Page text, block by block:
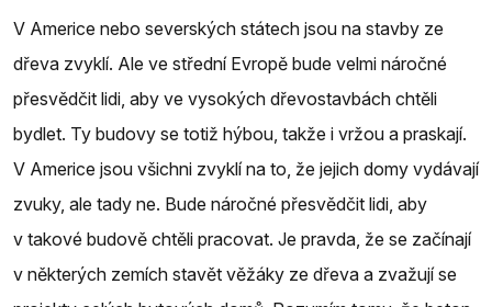
V Americe nebo severských státech jsou na stavby ze
dřeva zvyklí. Ale ve střední Evropě bude velmi náročné
přesvědčit lidi, aby ve vysokých dřevostavbách chtěli
bydlet. Ty budovy se totiž hýbou, takže i vržou a praskají.
V Americe jsou všichni zvyklí na to, že jejich domy vydávají
zvuky, ale tady ne. Bude náročné přesvědčit lidi, aby
v takové budově chtěli pracovat. Je pravda, že se začínají
v některých zemích stavět věžáky ze dřeva a zvažují se